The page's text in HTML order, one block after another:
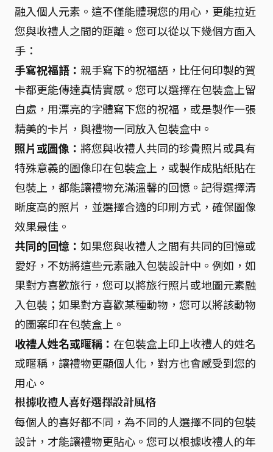
融入個人元素。這不僅能體現您的用心，更能拉近
您與收禮人之間的距離。您可以從以下幾個方面入
手：
手寫祝福語： 親手寫下的祝福語，比任何印製的賀
卡都更能傳達真情實感。您可以選擇在包裝盒上留
白處，用漂亮的字體寫下您的祝福，或是製作一張
精美的卡片，與禮物一同放入包裝盒中。
照片或圖像： 將您與收禮人共同的珍貴照片或具有
特殊意義的圖像印在包裝盒上，或製作成貼紙貼在
包裝上，都能讓禮物充滿溫馨的回憶。記得選擇清
晰度高的照片，並選擇合適的印刷方式，確保圖像
效果最佳。
共同的回憶： 如果您與收禮人之間有共同的回憶或
愛好，不妨將這些元素融入包裝設計中。例如，如
果對方喜歡旅行，您可以將旅行照片或地圖元素融
入包裝；如果對方喜歡某種動物，您可以將該動物
的圖案印在包裝盒上。
收禮人姓名或暱稱： 在包裝盒上印上收禮人的姓名
或暱稱，讓禮物更顯個人化，對方也會感受到您的
用心。
根據收禮人喜好選擇設計風格
每個人的喜好都不同，為不同的人選擇不同的包裝
設計，才能讓禮物更貼心。您可以根據收禮人的年